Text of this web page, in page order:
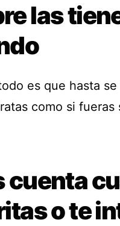
las
es que hasta
como si fueras
cuenta
o te